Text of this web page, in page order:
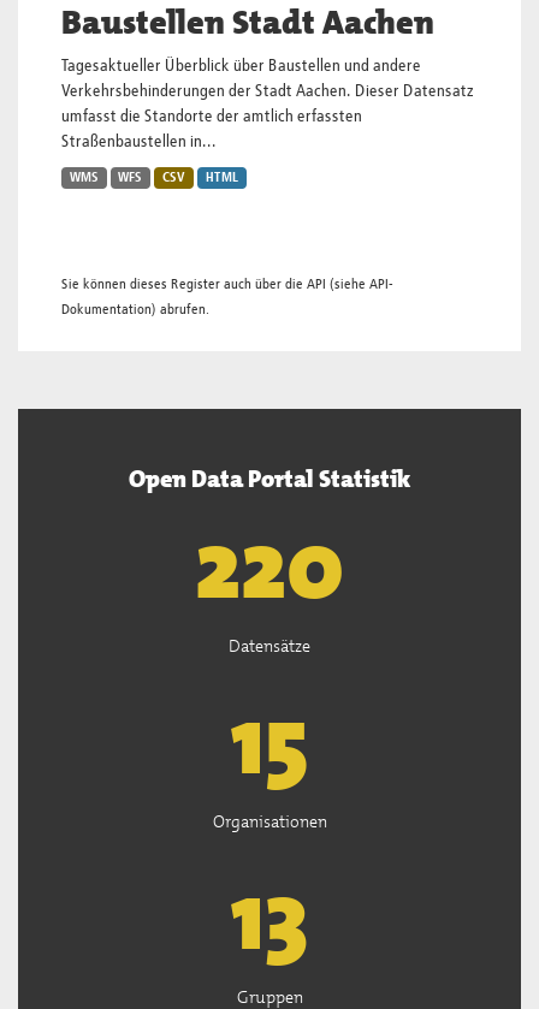
Baustellen Stadt Aachen
Tagesaktueller Überblick über Baustellen und andere
Verkehrsbehinderungen der Stadt Aachen. Dieser Datensatz
umfasst die Standorte der amtlich erfassten
Straßenbaustellen in...
WMS WFS CSV HTML
Sie können dieses Register auch über die API (siehe API-
Dokumentation) abrufen.
Open Data Portal Statistik
222
Datensätze
15
Organisationen
13
Gruppen